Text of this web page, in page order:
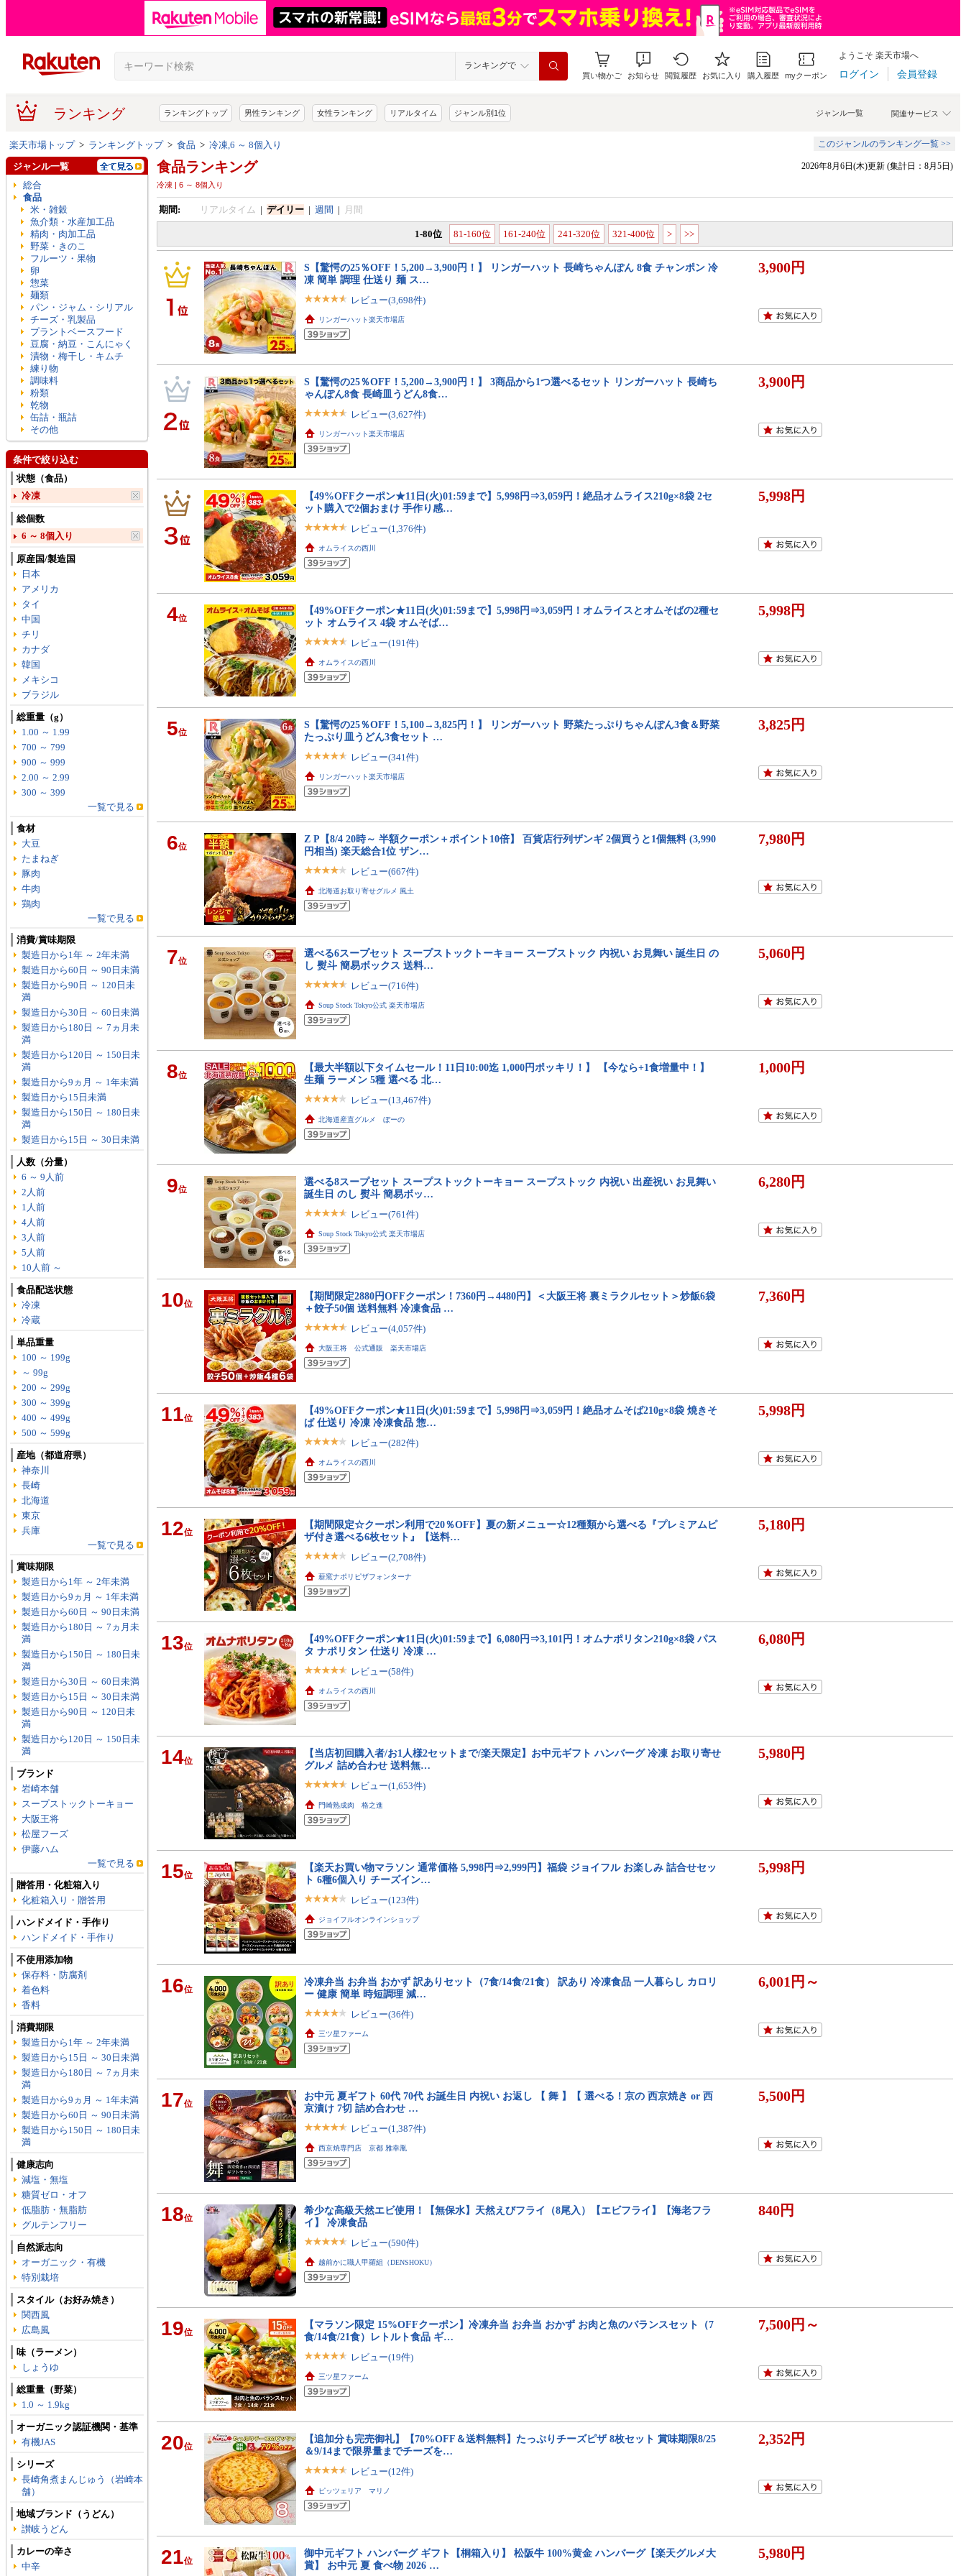
ランキングで
買い物かご お知らせ 閲覧履歴 お気に入り 購入履歴 myクーポン
ようこそ 楽天市場へ
ログイン 会員登録
ランキング 関連サービス
ジャンル一覧
ランキングトップ 男性ランキング 女性ランキング リアルタイム ジャンル別1位
楽天市場トップ> ランキングトップ> 食品 > 冷凍,6 ～ 8個入り このジャンルのランキング一覧 >>
食品ランキング
冷凍 | 6 ～ 8個入り
2026年8月6日(木)更新 (集計日：8月5日)
期間: リアルタイム | デイリー| 週間 | 月間
1-80位 81-160位 161-240位 241-320位 321-400位 > >>
S【驚愕の25％OFF！5,200→3,900円！】 リンガーハット 長崎ちゃんぽん 8食 チャンポン 冷
凍 簡単 調理 仕送り 麺 ス…
レビュー(3,698件)
リンガーハット楽天市場店
3,900円
S【驚愕の25％OFF！5,200→3,900円！】 3商品から1つ選べるセット リンガーハット 長崎ち
ゃんぽん8食 長崎皿うどん8食…
レビュー(3,627件)
リンガーハット楽天市場店
3,900円
【49%OFFクーポン★11日(火)01:59まで】5,998円⇒3,059円！絶品オムライス210g×8袋 2セ
ット購入で2個おまけ 手作り感…
レビュー(1,376件)
オムライスの西川
5,998円
4位
【49%OFFクーポン★11日(火)01:59まで】5,998円⇒3,059円！オムライスとオムそばの2種セ
ット オムライス 4袋 オムそば…
レビュー(191件)
オムライスの西川
5,998円
5位
S【驚愕の25％OFF！5,100→3,825円！】 リンガーハット 野菜たっぷりちゃんぽん3食＆野菜
たっぷり皿うどん3食セット …
レビュー(341件)
リンガーハット楽天市場店
3,825円
6位
Z P【8/4 20時～ 半額クーポン＋ポイント10倍】 百貨店行列ザンギ 2個買うと1個無料 (3,990
円相当) 楽天総合1位 ザン…
レビュー(667件)
北海道お取り寄せグルメ 風土
7,980円
7位
選べる6スープセット スープストックトーキョー スープストック 内祝い お見舞い 誕生日 の
し 熨斗 簡易ボックス 送料…
レビュー(716件)
Soup Stock Tokyo公式 楽天市場店
5,060円
8位
【最大半額以下タイムセール！11日10:00迄 1,000円ポッキリ！】 【今なら+1食増量中！】
生麺 ラーメン 5種 選べる 北…
レビュー(13,467件)
北海道産直グルメ ぼーの
1,000円
9位
選べる8スープセット スープストックトーキョー スープストック 内祝い 出産祝い お見舞い
誕生日 のし 熨斗 簡易ボッ…
レビュー(761件)
Soup Stock Tokyo公式 楽天市場店
6,280円
10位
【期間限定2880円OFFクーポン！7360円→4480円】＜大阪王将 裏ミラクルセット＞炒飯6袋
＋餃子50個 送料無料 冷凍食品 …
レビュー(4,057件)
大阪王将 公式通販 楽天市場店
7,360円
11位
【49%OFFクーポン★11日(火)01:59まで】5,998円⇒3,059円！絶品オムそば210g×8袋 焼きそ
ば 仕送り 冷凍 冷凍食品 惣…
レビュー(282件)
オムライスの西川
5,998円
12位
【期間限定☆クーポン利用で20％OFF】夏の新メニュー☆12種類から選べる『プレミアムピ
ザ付き選べる6枚セット』【送料…
レビュー(2,708件)
薪窯ナポリピザフォンターナ
5,180円
13位
【49%OFFクーポン★11日(火)01:59まで】6,080円⇒3,101円！オムナポリタン210g×8袋 パス
タ ナポリタン 仕送り 冷凍 …
レビュー(58件)
オムライスの西川
6,080円
14位
【当店初回購入者/お1人様2セットまで/楽天限定】お中元ギフト ハンバーグ 冷凍 お取り寄せ
グルメ 詰め合わせ 送料無…
レビュー(1,653件)
門崎熟成肉 格之進
5,980円
15位
【楽天お買い物マラソン 通常価格 5,998円⇒2,999円】福袋 ジョイフル お楽しみ 詰合せセッ
ト 6種6個入り チーズイン…
レビュー(123件)
ジョイフルオンラインショップ
5,998円
16位
冷凍弁当 お弁当 おかず 訳ありセット（7食/14食/21食） 訳あり 冷凍食品 一人暮らし カロリ
ー 健康 簡単 時短調理 減…
レビュー(36件)
三ツ星ファーム
6,001円～
17位
お中元 夏ギフト 60代 70代 お誕生日 内祝い お返し 【 舞 】【 選べる！京の 西京焼き or 西
京漬け 7切 詰め合わせ …
レビュー(1,387件)
西京焼専門店 京都 雅幸胤
5,500円
18位
希少な高級天然エビ使用！【無保水】天然えびフライ（8尾入）【エビフライ】【海老フラ
イ】 冷凍食品
レビュー(590件)
越前かに職人甲羅組（DENSHOKU）
840円
19位
【マラソン限定 15%OFFクーポン】冷凍弁当 お弁当 おかず お肉と魚のバランスセット（7
食/14食/21食）レトルト食品 ギ…
レビュー(19件)
三ツ星ファーム
7,500円～
20位
【追加分も完売御礼】【70%OFF＆送料無料】たっぷりチーズピザ 8枚セット 賞味期限8/25
＆9/14まで限界量までチーズを…
レビュー(12件)
ピッツェリア マリノ
2,352円
21位
御中元ギフト ハンバーグ ギフト【桐箱入り】 松阪牛 100%黄金 ハンバーグ【楽天グルメ大
賞】 お中元 夏 食べ物 2026 …
5,980円
ジャンル一覧
総合
食品
米・雑穀
魚介類・水産加工品
精肉・肉加工品
野菜・きのこ
フルーツ・果物
卵
惣菜
麺類
パン・ジャム・シリアル
チーズ・乳製品
プラントベースフード
豆腐・納豆・こんにゃく
漬物・梅干し・キムチ
練り物
調味料
粉類
乾物
缶詰・瓶詰
その他
条件で絞り込む
状態（食品）
冷凍
総個数
6 ～ 8個入り
原産国/製造国
日本
アメリカ
タイ
中国
チリ
カナダ
韓国
メキシコ
ブラジル
総重量（g）
1.00 ～ 1.99
700 ～ 799
900 ～ 999
2.00 ～ 2.99
300 ～ 399
一覧で見る
食材
大豆
たまねぎ
豚肉
牛肉
鶏肉
一覧で見る
消費/賞味期限
製造日から1年 ～ 2年未満
製造日から60日 ～ 90日未満
製造日から90日 ～ 120日未
満
製造日から30日 ～ 60日未満
製造日から180日 ～ 7ヵ月未
満
製造日から120日 ～ 150日未
満
製造日から9ヵ月 ～ 1年未満
製造日から15日未満
製造日から150日 ～ 180日未
満
製造日から15日 ～ 30日未満
人数（分量）
6 ～ 9人前
2人前
1人前
4人前
3人前
5人前
10人前 ～
食品配送状態
冷凍
冷蔵
単品重量
100 ～ 199g
～ 99g
200 ～ 299g
300 ～ 399g
400 ～ 499g
500 ～ 599g
産地（都道府県）
神奈川
長崎
北海道
東京
兵庫
一覧で見る
賞味期限
製造日から1年 ～ 2年未満
製造日から9ヵ月 ～ 1年未満
製造日から60日 ～ 90日未満
製造日から180日 ～ 7ヵ月未
満
製造日から150日 ～ 180日未
満
製造日から30日 ～ 60日未満
製造日から15日 ～ 30日未満
製造日から90日 ～ 120日未
満
製造日から120日 ～ 150日未
満
ブランド
岩崎本舗
スープストックトーキョー
大阪王将
松屋フーズ
伊藤ハム
一覧で見る
贈答用・化粧箱入り
化粧箱入り・贈答用
ハンドメイド・手作り
ハンドメイド・手作り
不使用添加物
保存料・防腐剤
着色料
香料
消費期限
製造日から1年 ～ 2年未満
製造日から15日 ～ 30日未満
製造日から180日 ～ 7ヵ月未
満
製造日から9ヵ月 ～ 1年未満
製造日から60日 ～ 90日未満
製造日から150日 ～ 180日未
満
健康志向
減塩・無塩
糖質ゼロ・オフ
低脂肪・無脂肪
グルテンフリー
自然派志向
オーガニック・有機
特別栽培
スタイル（お好み焼き）
関西風
広島風
味（ラーメン）
しょうゆ
総重量（野菜）
1.0 ～ 1.9kg
オーガニック認証機関・基準
有機JAS
シリーズ
長崎角煮まんじゅう（岩崎本
舗）
地域ブランド（うどん）
讃岐うどん
カレーの辛さ
中辛